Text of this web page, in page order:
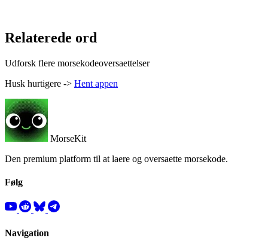
Relaterede ord
Udforsk flere morsekodeoversaettelser
Husk hurtigere -> Hent appen
MorseKit
Den premium platform til at laere og oversaette morsekode.
Følg
Navigation